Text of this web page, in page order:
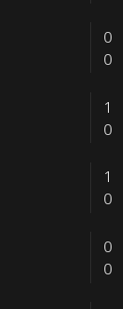
0
0
1
0
1
0
0
0